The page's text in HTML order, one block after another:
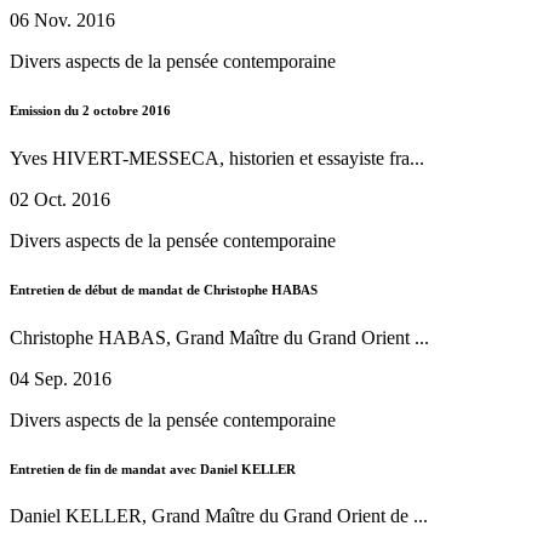
06 Nov. 2016
Divers aspects de la pensée contemporaine
Emission du 2 octobre 2016
Yves HIVERT-MESSECA, historien et essayiste fra...
02 Oct. 2016
Divers aspects de la pensée contemporaine
Entretien de début de mandat de Christophe HABAS
Christophe HABAS, Grand Maître du Grand Orient ...
04 Sep. 2016
Divers aspects de la pensée contemporaine
Entretien de fin de mandat avec Daniel KELLER
Daniel KELLER, Grand Maître du Grand Orient de ...